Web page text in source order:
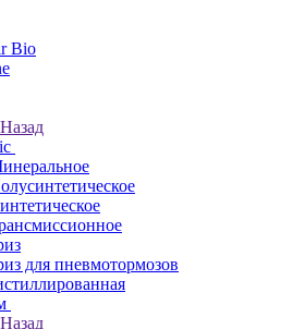
Bio
Назад
для пневмотормозов
Назад